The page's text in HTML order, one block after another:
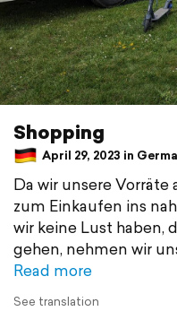
Shopping
April 29, 2023 in
Da wir unsere
zum Einkaufen ins
wir keine Lust haben,
gehen, nehmen wir
Read more
See translation